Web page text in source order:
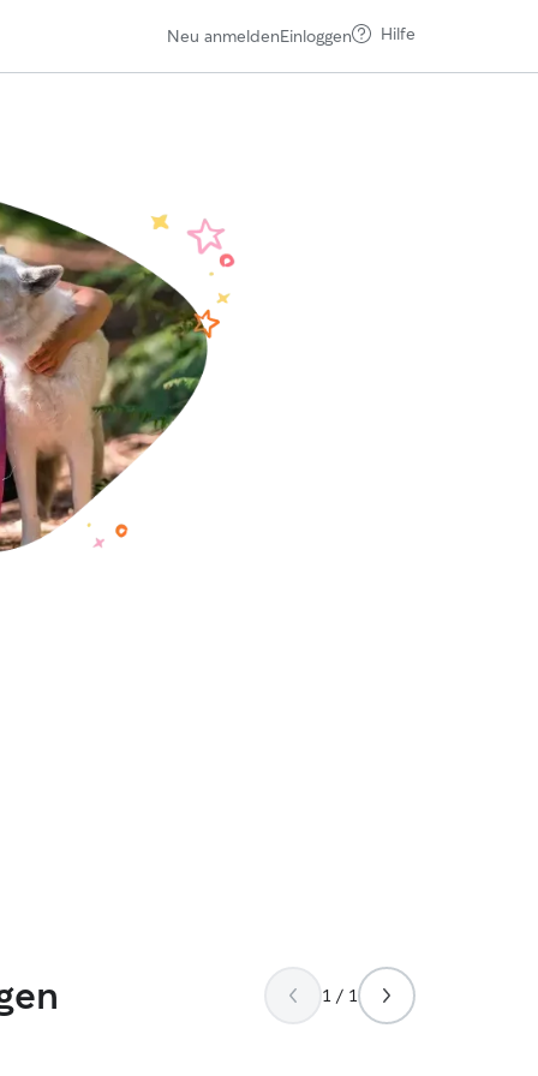
Neu anmeldenEinloggen Hilfe
1 / 1